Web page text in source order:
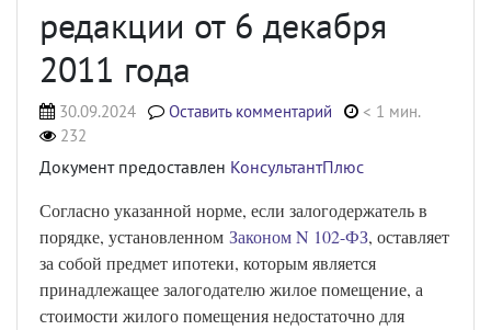
редакции от 6 декабря
2011 года
30.09.2024 Оставить комментарий
< 1 мин.
232
Документ предоставлен КонсультантПлюс
Согласно указанной норме, если залогодержатель в
порядке, установленном Законом N 102-ФЗ, оставляет
за собой предмет ипотеки, которым является
принадлежащее залогодателю жилое помещение, а
стоимости жилого помещения недостаточно для